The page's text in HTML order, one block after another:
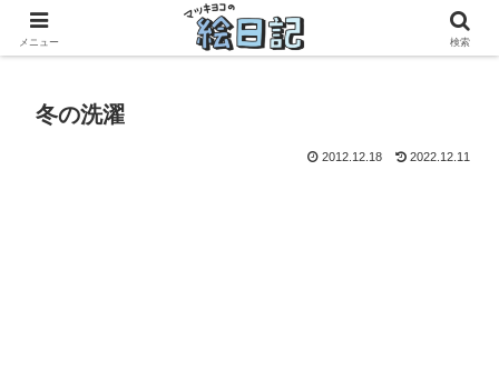
滋賀に移住した50代元主婦、フリーランス×パートの毎日
冬の洗濯
2012.12.18 2022.12.11
メニュー 検索